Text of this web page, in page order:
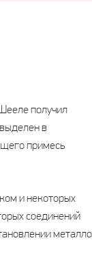
получил
в
примесь
и некоторых
соединений